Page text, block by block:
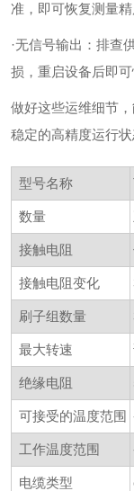
准，即可恢复测量精
·无信号输出：排查
损，重启设备后即可
做好这些运维细节
稳定的高精度运行
型号名称
数量
接触电阻
接触电阻变化
刷子组数量
最大转速
绝缘电阻
可接受的温度范围
工作温度范围
电缆类型